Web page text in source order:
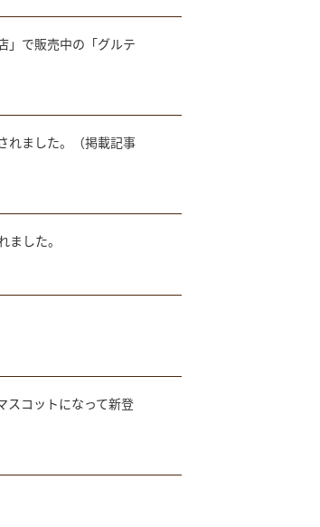
」で販売中の「グルテ
れました。（掲載記事
した。
スコットになって新登